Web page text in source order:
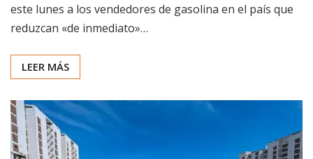
este lunes a los vendedores de gasolina en el país que
reduzcan «de inmediato»…
LEER MÁS